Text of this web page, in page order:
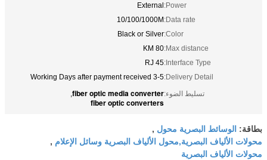
Power:
External
Data rate:
10/100/1000M
Color:
Black or Silver
Max distance:
80 KM
Interface Type:
RJ 45
Delivery Detail:
3-5 Working Days after payment received
تسليط الضوء:fiber optic media converter
,
fiber optic converters
بطاقة: الوسائط البصرية محول ,
محولات الألياف البصرية,محول الألياف البصرية وسائل الإعلام ,
محولات الألياف البصرية